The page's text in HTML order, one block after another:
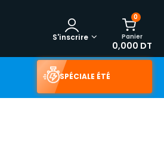
0
Panier
0,000 DT
S'inscrire
SPÉCIALE ÉTÉ